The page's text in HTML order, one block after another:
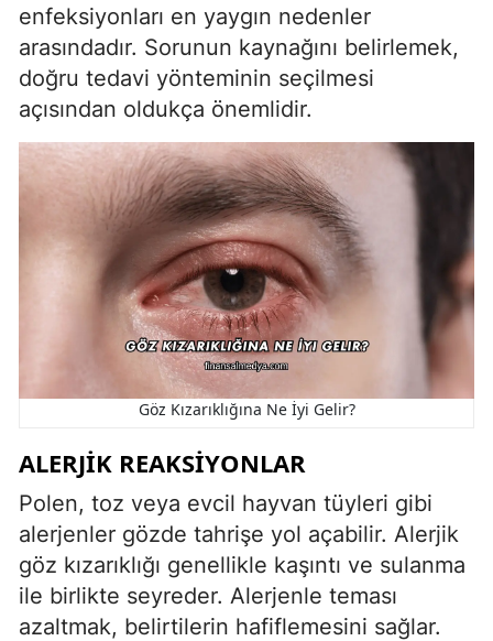
enfeksiyonları en yaygın nedenler
arasındadır. Sorunun kaynağını belirlemek,
doğru tedavi yönteminin seçilmesi
açısından oldukça önemlidir.
Göz Kızarıklığına Ne İyi Gelir?
ALERJIK REAKSIYONLAR
Polen, toz veya evcil hayvan tüyleri gibi
alerjenler gözde tahrişe yol açabilir. Alerjik
göz kızarıklığı genellikle kaşıntı ve sulanma
ile birlikte seyreder. Alerjenle teması
azaltmak, belirtilerin hafiflemesini sağlar.